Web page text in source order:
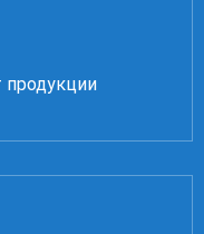
продукции